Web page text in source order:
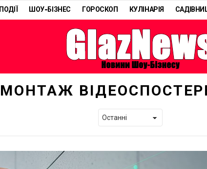
ПОДІЇ ШОУ-БІЗНЕС ГОРОСКОП КУЛІНАРІЯ
МОНТАЖ